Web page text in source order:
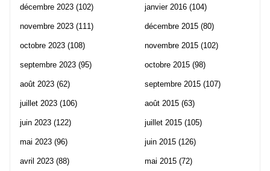
décembre 2023 (102)
novembre 2023 (111)
octobre 2023 (108)
septembre 2023 (95)
août 2023 (62)
juillet 2023 (106)
juin 2023 (122)
mai 2023 (96)
avril 2023 (88)
janvier 2016 (104)
décembre 2015 (80)
novembre 2015 (102)
octobre 2015 (98)
septembre 2015 (107)
août 2015 (63)
juillet 2015 (105)
juin 2015 (126)
mai 2015 (72)